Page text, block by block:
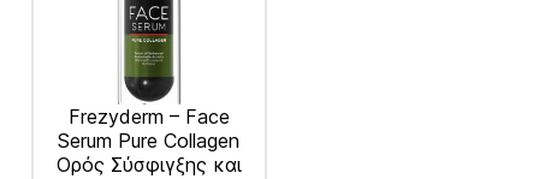
Frezyderm – Face
Serum Pure Collagen
Ορός Σύσφιγξης και